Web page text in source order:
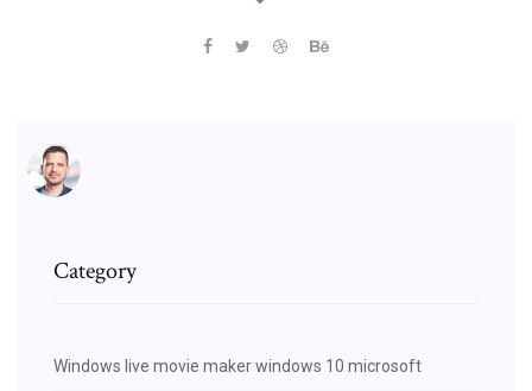
Category
Windows live movie maker windows 10 microsoft